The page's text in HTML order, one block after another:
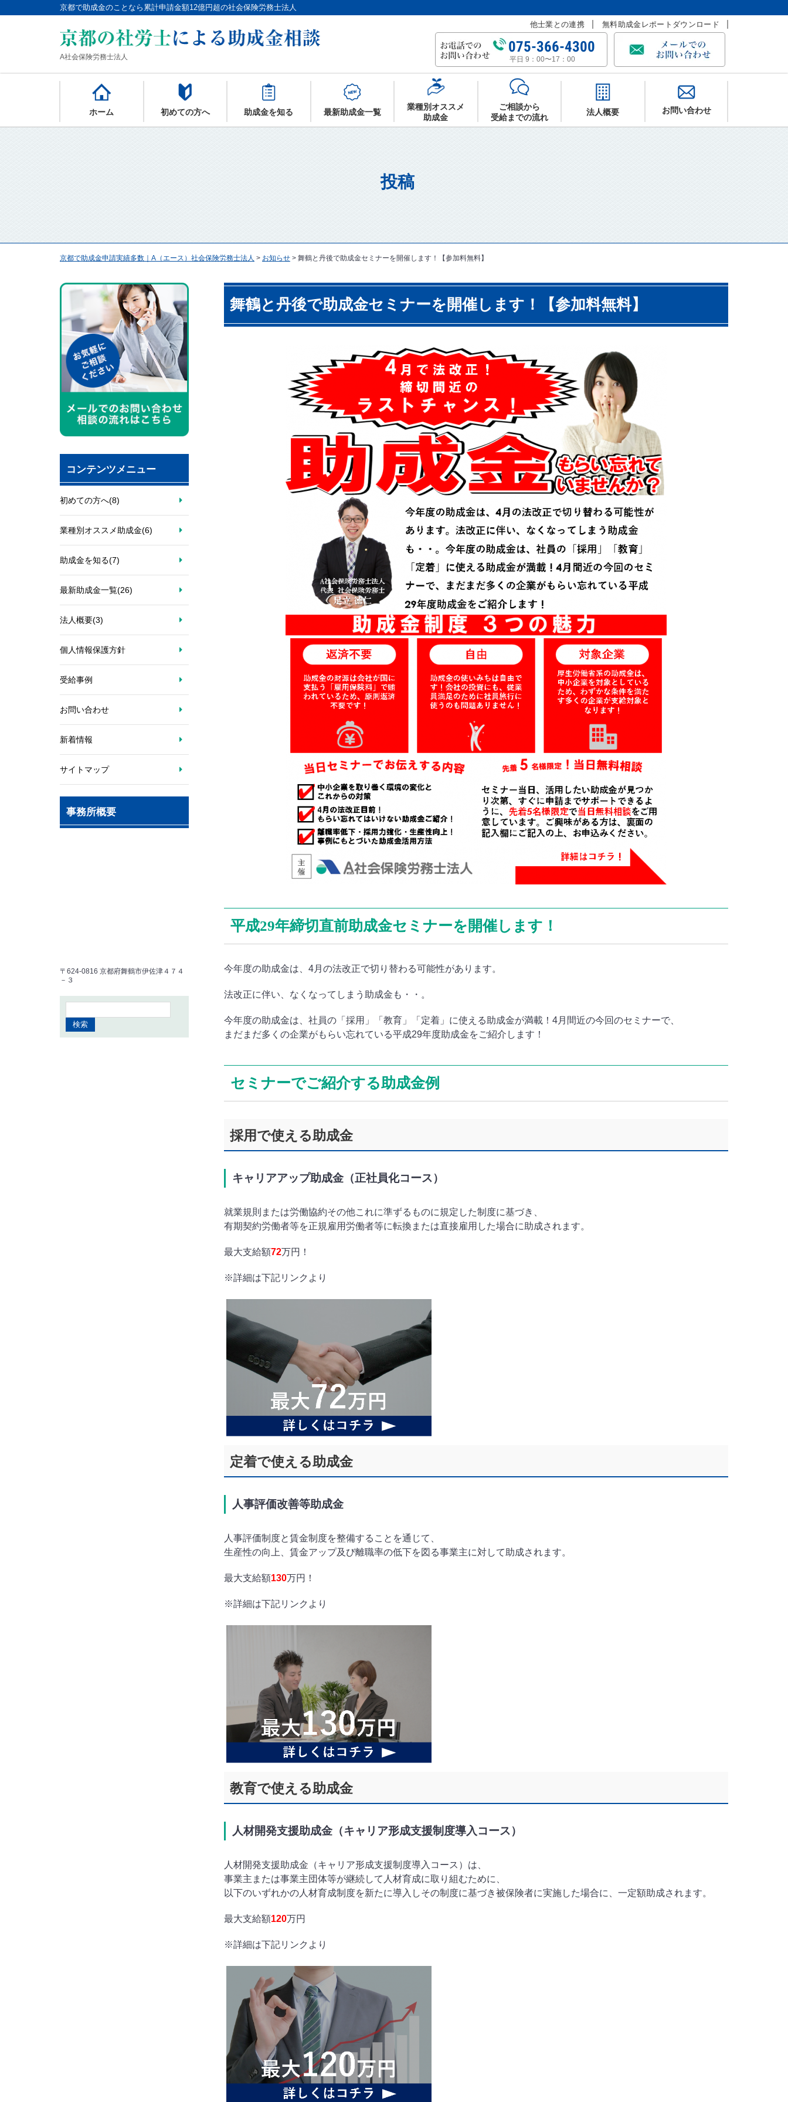
京都で助成金のことなら累計申請金額12億円超の社会保険労務士法人
A社会保険労務士法人
他士業との連携 無料助成金レポートダウンロード
075-366-4300
平日 9：00〜17：00
ホーム 初めての方へ 助成金を知る 最新助成金一覧
業種別オススメ
助成金
ご相談から
受給までの流れ
法人概要 お問い合わせ
投稿
京都で助成金申請実績多数｜A（エース）社会保険労務士法人 > お知らせ > 舞鶴と丹後で助成金セミナーを開催します！【参加料無料】
舞鶴と丹後で助成金セミナーを開催します！【参加料無料】
平成29年締切直前助成金セミナーを開催します！
今年度の助成金は、4月の法改正で切り替わる可能性があります。
法改正に伴い、なくなってしまう助成金も・・。
今年度の助成金は、社員の「採用」「教育」「定着」に使える助成金が満載！4月間近の今回のセミナーで、
まだまだ多くの企業がもらい忘れている平成29年度助成金をご紹介します！
セミナーでご紹介する助成金例
採用で使える助成金
キャリアアップ助成金（正社員化コース）
就業規則または労働協約その他これに準ずるものに規定した制度に基づき、
有期契約労働者等を正規雇用労働者等に転換または直接雇用した場合に助成されます。
最大支給額72万円！
※詳細は下記リンクより
定着で使える助成金
人事評価改善等助成金
人事評価制度と賃金制度を整備することを通じて、
生産性の向上、賃金アップ及び離職率の低下を図る事業主に対して助成されます。
最大支給額130万円！
※詳細は下記リンクより
教育で使える助成金
人材開発支援助成金（キャリア形成支援制度導入コース）
人材開発支援助成金（キャリア形成支援制度導入コース）は、
事業主または事業主団体等が継続して人材育成に取り組むために、
以下のいずれかの人材育成制度を新たに導入しその制度に基づき被保険者に実施した場合に、一定額助成されます。
最大支給額120万円
※詳細は下記リンクより
コンテンツメニュー
初めての方へ(8)
業種別オススメ助成金(6)
助成金を知る(7)
最新助成金一覧(26)
法人概要(3)
個人情報保護方針
受給事例
お問い合わせ
新着情報
サイトマップ
事務所概要
〒624-0816 京都府舞鶴市伊佐津４７４
－３